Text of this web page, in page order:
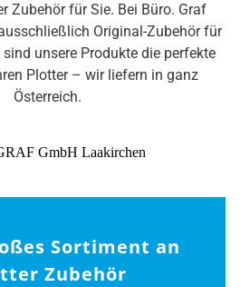
Zubehör für Sie. Bei Büro. Graf
Original-Zubehör für
unsere Produkte die perfekte
Plotter – wir liefern in ganz
Österreich.
GmbH Laakirchen
Sortiment an
Zubehör